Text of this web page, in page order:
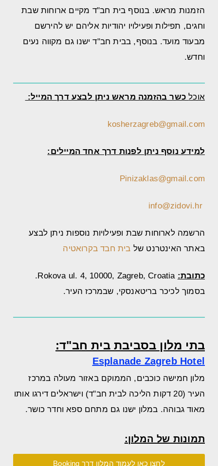
הזמנות מראש. בנוסף בית חב"ד מקיים ארוחות שבת
וחגים, תפילות ופעילויו יהודיות אליהם יש להירשם
מבעוד מועד. בנוסף, בבית חב"ד ישנו גם מקווה נעים
וחדש.
אוכלכשר בהזמנה מראש ניתן לבצע דרך המייל:
kosherzagreb@gmail.com
למידע נוסף ניתן לפנות דרך אחד המיילים:
Pinizaklas@gmail.com
info@zidovi.hr
הרשמה לארוחות שבת ופעילויות נוספות ניתן לבצע
באתר האינטרנט של בית חבד בקרואטיה
כתובת:
Rokova ul. 4, 10000, Zagreb, Croatia.
בסמוך לכיכר בריטאנסקי, שבמרכז העיר.
בתי מלון בסביבת בית חב"ד:
Esplanade Zagreb Hotel
מלון חמישה כוכבים, הממוקם באזור מעולה במרכז
העיר (20 דקות הליכה לבית חב"ד) וישראלים דירגו אותו
מאוד גבוהה. במלון ישנו גם מתחם ספא וחדר כושר.
תמונות של המלון:
לחצו כאן לעמוד המלון דרך Booking